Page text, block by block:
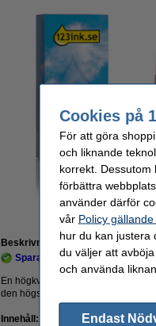
Zoom
Beskrivning
Spara
31%med varumärket
En högkvalitativ och tillförlitlig
den högsta ISO-standarden (ISO-
Innehåll: 60ml samma som
Cookies på
För att göra
och liknande
korrekt. Dessutom
förbättra
använder därför
vår Policy
hur du kan justera
du väljer att
och använda
Endast